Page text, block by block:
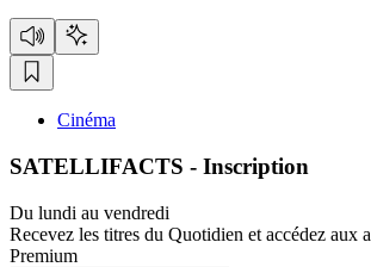
Cinéma
SATELLIFACTS - Inscription
Du lundi au vendredi
Recevez les titres du Quotidien et accédez aux
Premium